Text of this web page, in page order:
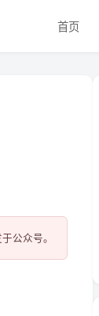
首页